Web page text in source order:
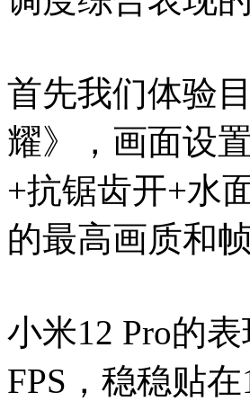
首先我们体验
耀》，画面设
+抗锯齿开+水
的最高画质和
小米12 Pro的
FPS，稳稳贴